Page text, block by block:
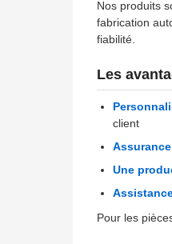
Nos produits
fabrication
fiabilité.
Les
client
Une
Pour les